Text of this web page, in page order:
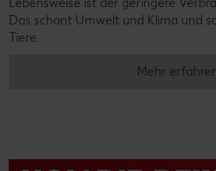
Das schont Umwelt und Klima und
Tiere.
Mehr